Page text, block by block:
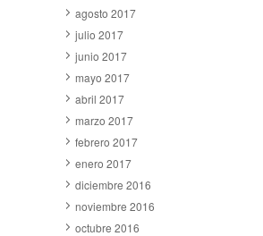
agosto 2017
julio 2017
junio 2017
mayo 2017
abril 2017
marzo 2017
febrero 2017
enero 2017
diciembre 2016
noviembre 2016
octubre 2016